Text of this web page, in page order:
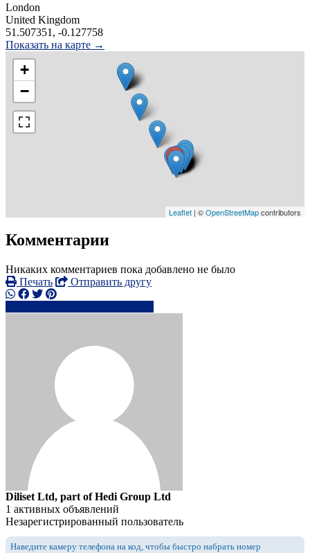
London
United Kingdom
51.507351, -0.127758
Показать на карте →
+
−
Leaflet | ©OpenStreetMapcontributors
Комментарии
Никаких комментариев пока добавлено не было
Печать
Отправить другу
Diliset Ltd, part of Hedi Group Ltd
1 активных объявлений
Незарегистрированный пользователь
Наведите камеру телефона на код, чтобы быстро набрать номер